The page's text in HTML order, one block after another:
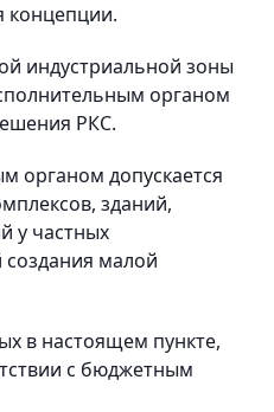
концепции.
индустриальной зоны
органом
РКС.
органом допускается
зданий,
у частных
создания малой
в настоящем пункте,
с бюджетным